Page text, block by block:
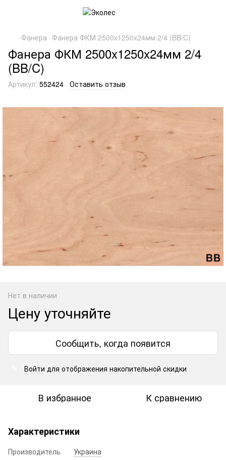
Фанера Фанера ФКМ 2500x1250x24мм 2/4 (BB/C)
Фанера ФКМ 2500x1250x24мм 2/4
(BB/C)
Артикул: 552424 Оставить отзыв
Нет в наличии
Цену уточняйте
Сообщить, когда появится
Войти для отображения накопительной скидки
В избранное К сравнению
Характеристики
Производитель
Украина